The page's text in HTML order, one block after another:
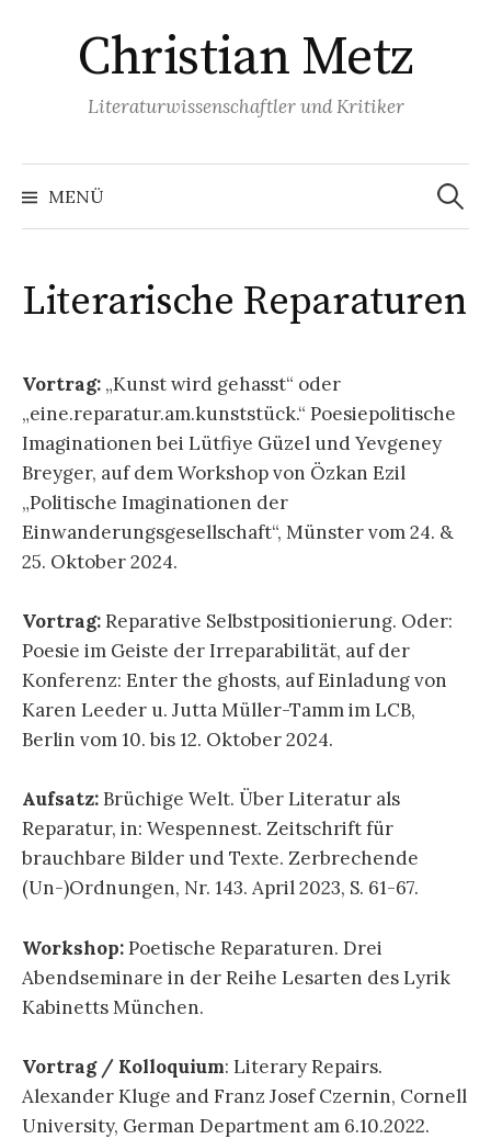
Christian Metz
Literaturwissenschaftler und Kritiker
MENÜ
Suchen
nach:
Literarische Reparaturen
Vortrag: „Kunst wird gehasst“ oder
„eine.reparatur.am.kunststück.“ Poesiepolitische
Imaginationen bei Lütfiye Güzel und Yevgeney
Breyger, auf dem Workshop von Özkan Ezil
„Politische Imaginationen der
Einwanderungsgesellschaft“, Münster vom 24. &
25. Oktober 2024.
Vortrag:Reparative Selbstpositionierung. Oder:
Poesie im Geiste der Irreparabilität, auf der
Konferenz: Enter the ghosts, auf Einladung von
Karen Leeder u. Jutta Müller-Tamm im LCB,
Berlin vom 10. bis 12. Oktober 2024.
Aufsatz:Brüchige Welt. Über Literatur als
Reparatur, in: Wespennest. Zeitschrift für
brauchbare Bilder und Texte. Zerbrechende
(Un-)Ordnungen, Nr. 143. April 2023, S. 61-67.
Workshop:Poetische Reparaturen. Drei
Abendseminare in der Reihe Lesarten des Lyrik
Kabinetts München.
Vortrag / Kolloquium: Literary Repairs.
Alexander Kluge and Franz Josef Czernin, Cornell
University, German Department am 6.10.2022.